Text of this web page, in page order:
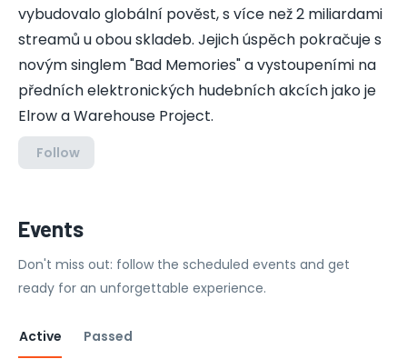
vybudovalo globální pověst, s více než 2 miliardami
streamů u obou skladeb. Jejich úspěch pokračuje s
novým singlem "Bad Memories" a vystoupeními na
předních elektronických hudebních akcích jako je
Elrow a Warehouse Project.
Follow
Events
Don't miss out: follow the scheduled events and get
ready for an unforgettable experience.
Active Passed